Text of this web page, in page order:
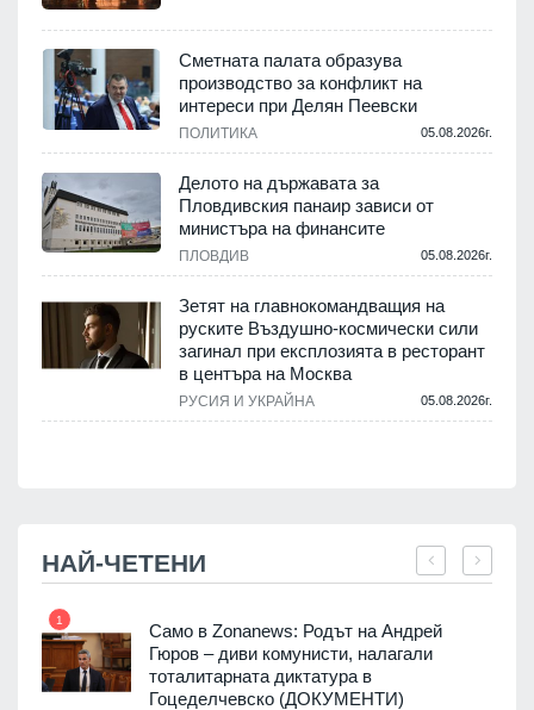
Сметната палата образува
производство за конфликт на
интереси при Делян Пеевски
ПОЛИТИКА 05.08.2026г.
Делото на държавата за
Пловдивския панаир зависи от
министъра на финансите
ПЛОВДИВ 05.08.2026г.
Зетят на главнокомандващия на
руските Въздушно-космически сили
загинал при експлозията в ресторант
в центъра на Москва
РУСИЯ И УКРАЙНА 05.08.2026г.
НАЙ-ЧЕТЕНИ
1
Само в Zonanews: Родът на Андрей
Гюров – диви комунисти, налагали
тоталитарната диктатура в
Гоцеделчевско (ДОКУМЕНТИ)